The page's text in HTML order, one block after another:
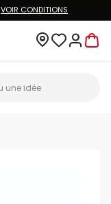
VOIR CONDITIONS